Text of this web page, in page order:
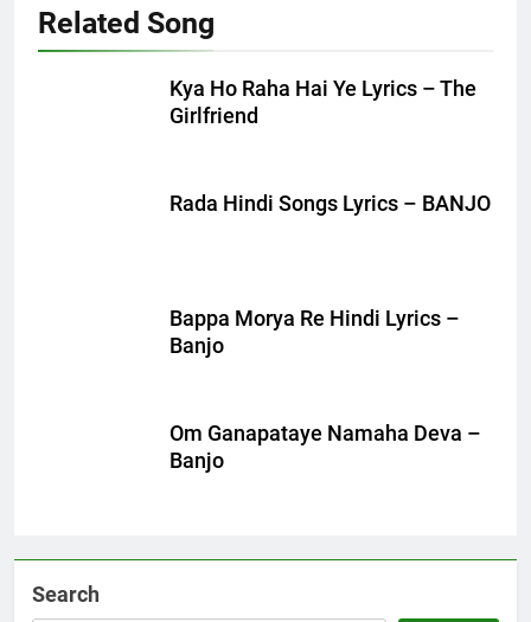
Related Song
Kya Ho Raha Hai Ye Lyrics – The
Girlfriend
Rada Hindi Songs Lyrics – BANJO
Bappa Morya Re Hindi Lyrics –
Banjo
Om Ganapataye Namaha Deva –
Banjo
Search